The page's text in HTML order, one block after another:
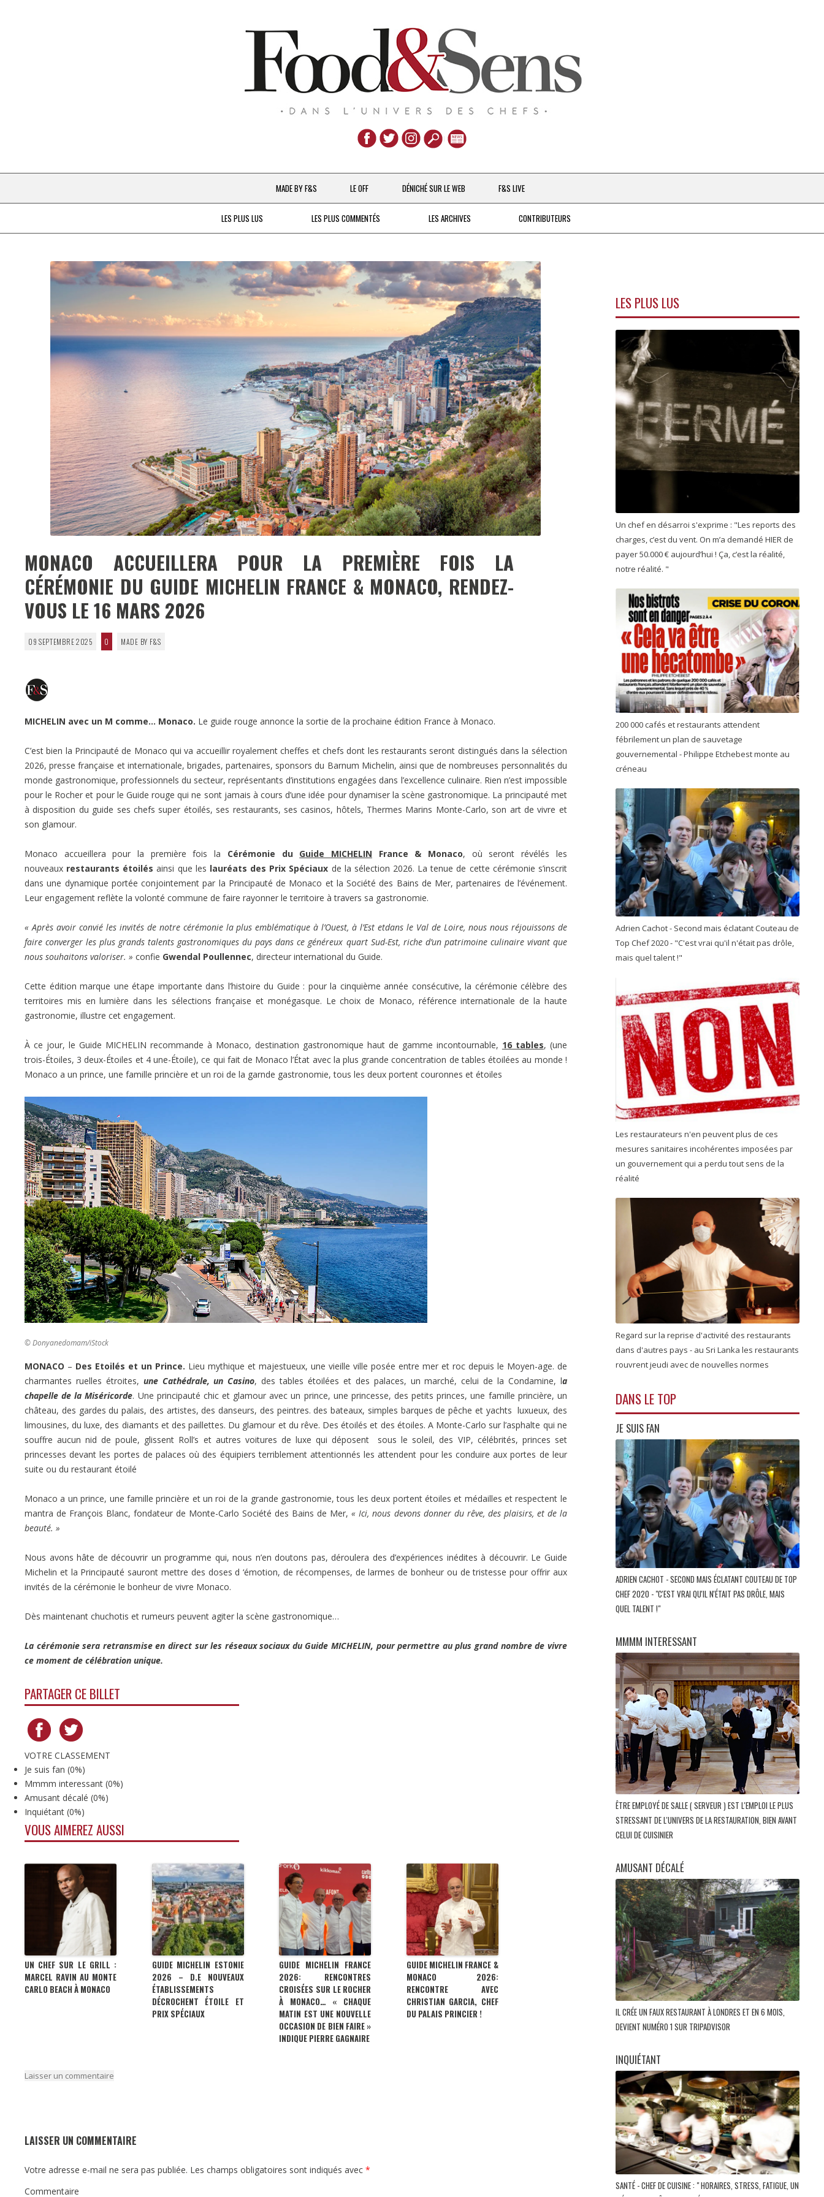
Aller
au
contenu
MADE BY F&S
CHEFS & ACTUALITÉS
À LA PETITE CUILLÈRE
DESTIN DE FEMME
LE OFF DÉNICHÉ SUR LE WEB F&S LIVE
LES PLUS LUS LES PLUS COMMENTÉS LES ARCHIVES
DEPUIS 2016
CONTRIBUTEURS
MONACO ACCUEILLERA POUR LA PREMIÈRE FOIS LA
CÉRÉMONIE DU GUIDE MICHELIN FRANCE & MONACO, RENDEZ-
VOUS LE 16 MARS 2026
09 SEPTEMBRE 2025 0 MADE BY F&S
MICHELIN avec un M comme… Monaco. Le guide rouge annonce la sortie de la prochaine édition France à Monaco.
C’est bien la Principauté de Monaco qui va accueillir royalement cheffes et chefs dont les restaurants seront distingués dans la sélection
2026, presse française et internationale, brigades, partenaires, sponsors du Barnum Michelin, ainsi que de nombreuses personnalités du
monde gastronomique, professionnels du secteur, représentants d’institutions engagées dans l’excellence culinaire. Rien n’est impossible
pour le Rocher et pour le Guide rouge qui ne sont jamais à cours d’une idée pour dynamiser la scène gastronomique. La principauté met
à disposition du guide ses chefs super étoilés, ses restaurants, ses casinos, hôtels, Thermes Marins Monte-Carlo, son art de vivre et
son glamour.
Monaco accueillera pour la première fois la Cérémonie du Guide MICHELIN France & Monaco, où seront révélés les
nouveaux restaurants étoilés ainsi que les lauréats des Prix Spéciaux de la sélection 2026. La tenue de cette cérémonie s’inscrit
dans une dynamique portée conjointement par la Principauté de Monaco et la Société des Bains de Mer, partenaires de l’événement.
Leur engagement reflète la volonté commune de faire rayonner le territoire à travers sa gastronomie.
« Après avoir convié les invités de notre cérémonie la plus emblématique à l’Ouest, à l’Est etdans le Val de Loire, nous nous réjouissons de
faire converger les plus grands talents gastronomiques du pays dans ce généreux quart Sud-Est, riche d’un patrimoine culinaire vivant que
nous souhaitons valoriser. » confie Gwendal Poullennec, directeur international du Guide.
Cette édition marque une étape importante dans l’histoire du Guide : pour la cinquième année consécutive, la cérémonie célèbre des
territoires mis en lumière dans les sélections française et monégasque. Le choix de Monaco, référence internationale de la haute
gastronomie, illustre cet engagement.
À ce jour, le Guide MICHELIN recommande à Monaco, destination gastronomique haut de gamme incontournable, 16 tables, (une
trois-Étoiles, 3 deux-Étoiles et 4 une-Étoile), ce qui fait de Monaco l’État avec la plus grande concentration de tables étoilées au monde !
Monaco a un prince, une famille princière et un roi de la garnde gastronomie, tous les deux portent couronnes et étoiles
© Donyanedomam/iStock
MONACO – Des Etoilés et un Prince. Lieu mythique et majestueux, une vieille ville posée entre mer et roc depuis le Moyen-age. de
charmantes ruelles étroites, une Cathédrale, un Casino, des tables étoilées et des palaces, un marché, celui de la Condamine, la
chapelle de la Miséricorde. Une principauté chic et glamour avec un prince, une princesse, des petits princes, une famille princière, un
château, des gardes du palais, des artistes, des danseurs, des peintres. des bateaux, simples barques de pêche et yachts luxueux, des
limousines, du luxe, des diamants et des paillettes. Du glamour et du rêve. Des étoilés et des étoiles. A Monte-Carlo sur l’asphalte qui ne
souffre aucun nid de poule, glissent Roll’s et autres voitures de luxe qui déposent sous le soleil, des VIP, célébrités, princes set
princesses devant les portes de palaces où des équipiers terriblement attentionnés les attendent pour les conduire aux portes de leur
suite ou du restaurant étoilé
Monaco a un prince, une famille princière et un roi de la grande gastronomie, tous les deux portent étoiles et médailles et respectent le
mantra de François Blanc, fondateur de Monte-Carlo Société des Bains de Mer,« Ici, nous devons donner du rêve, des plaisirs, et de la
beauté. »
Nous avons hâte de découvrir un programme qui, nous n’en doutons pas, déroulera des d’expériences inédites à découvrir. Le Guide
Michelin et la Principauté sauront mettre des doses d ‘émotion, de récompenses, de larmes de bonheur ou de tristesse pour offrir aux
invités de la cérémonie le bonheur de vivre Monaco.
Dès maintenant chuchotis et rumeurs peuvent agiter la scène gastronomique…
La cérémonie sera retransmise en direct sur les réseaux sociaux du Guide MICHELIN, pour permettre au plus grand nombre de vivre
ce moment de célébration unique.
PARTAGER CE BILLET
VOTRE CLASSEMENT
Je suis fan (0%)
Mmmm interessant (0%)
Amusant décalé (0%)
Inquiétant (0%)
VOUS AIMEREZ AUSSI
UN CHEF SUR LE GRILL :
MARCEL RAVIN AU MONTE
CARLO BEACH À MONACO
GUIDE MICHELIN ESTONIE
2026 – D.E NOUVEAUX
ÉTABLISSEMENTS
DÉCROCHENT ÉTOILE ET
PRIX SPÉCIAUX
GUIDE MICHELIN FRANCE
2026: RENCONTRES
CROISÉES SUR LE ROCHER
À MONACO… « CHAQUE
MATIN EST UNE NOUVELLE
OCCASION DE BIEN FAIRE »
INDIQUE PIERRE GAGNAIRE
GUIDE MICHELIN FRANCE &
MONACO 2026:
RENCONTRE AVEC
CHRISTIAN GARCIA, CHEF
DU PALAIS PRINCIER !
Laisser un commentaire
LAISSER UN COMMENTAIRE
Votre adresse e-mail ne sera pas publiée. Les champs obligatoires sont indiqués avec *
Commentaire
LES PLUS LUS
Un chef en désarroi s'exprime : "Les reports des
charges, c’est du vent. On m’a demandé HIER de
payer 50.000 € aujourd’hui ! Ça, c’est la réalité,
notre réalité. "
200 000 cafés et restaurants attendent
fébrilement un plan de sauvetage
gouvernemental - Philippe Etchebest monte au
créneau
Adrien Cachot - Second mais éclatant Couteau de
Top Chef 2020 - "C'est vrai qu'il n'était pas drôle,
mais quel talent !"
Les restaurateurs n'en peuvent plus de ces
mesures sanitaires incohérentes imposées par
un gouvernement qui a perdu tout sens de la
réalité
Regard sur la reprise d'activité des restaurants
dans d'autres pays - au Sri Lanka les restaurants
rouvrent jeudi avec de nouvelles normes
DANS LE TOP
JE SUIS FAN
ADRIEN CACHOT - SECOND MAIS ÉCLATANT COUTEAU DE TOP
CHEF 2020 - "C'EST VRAI QU'IL N'ÉTAIT PAS DRÔLE, MAIS
QUEL TALENT !"
MMMM INTERESSANT
ÊTRE EMPLOYÉ DE SALLE ( SERVEUR ) EST L'EMPLOI LE PLUS
STRESSANT DE L'UNIVERS DE LA RESTAURATION, BIEN AVANT
CELUI DE CUISINIER
AMUSANT DÉCALÉ
IL CRÉE UN FAUX RESTAURANT À LONDRES ET EN 6 MOIS,
DEVIENT NUMÉRO 1 SUR TRIPADVISOR
INQUIÉTANT
SANTÉ - CHEF DE CUISINE : " HORAIRES, STRESS, FATIGUE, UN